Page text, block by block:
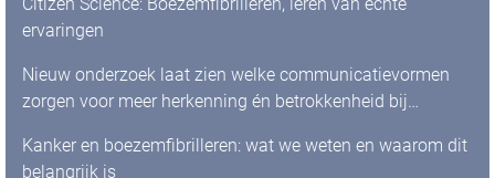
ervaringen
Nieuw onderzoek laat zien welke communicatievormen
zorgen voor meer herkenning én betrokkenheid bij
Kanker en boezemfibrilleren: wat we weten en waarom dit
belangrijk is